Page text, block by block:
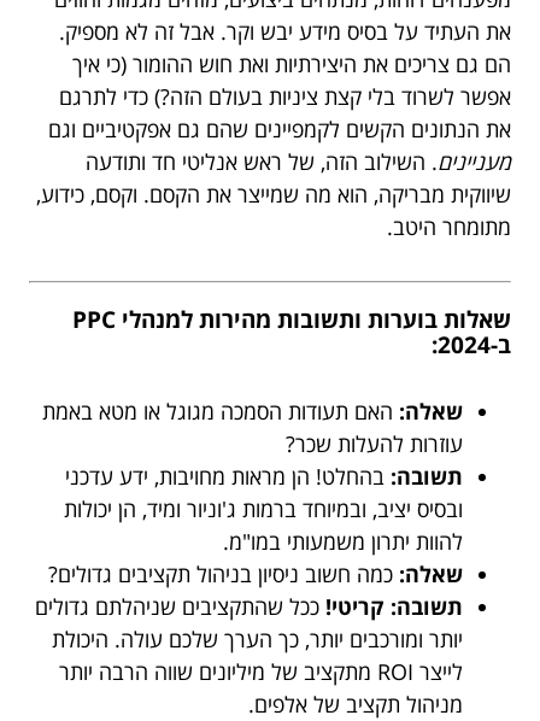
את העתיד על בסיס מידע יבש וקר. אבל זה לא מספיק.
הם גם צריכים את היצירתיות ואת חוש ההומור (כי איך
אפשר לשרוד בלי קצת ציניות בעולם הזה?) כדי לתרגם
את הנתונים הקשים לקמפיינים שהם גם אפקטיביים וגם
מעניינים. השילוב הזה, של ראש אנליטי חד ותודעה
שיווקית מבריקה, הוא מה שמייצר את הקסם. וקסם, כידוע,
מתומחר היטב.
שאלות בוערות ותשובות מהירות למנהלי PPC
ב-2024:
שאלה: האם תעודות הסמכה מגוגל או מטא באמת
עוזרות להעלות שכר?
תשובה: בהחלט! הן מראות מחויבות, ידע עדכני
ובסיס יציב, ובמיוחד ברמות ג'וניור ומיד, הן יכולות
להוות יתרון משמעותי במו"מ.
שאלה: כמה חשוב ניסיון בניהול תקציבים גדולים?
תשובה: קריטי! ככל שהתקציבים שניהלתם גדולים
יותר ומורכבים יותר, כך הערך שלכם עולה. היכולת
לייצר ROI מתקציב של מיליונים שווה הרבה יותר
מניהול תקציב של אלפים.